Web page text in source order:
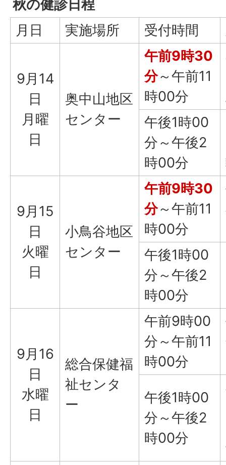
秋の健診日程
月日
実施場所 受付時間
9月14
日
月曜
日
奥中山地区
センター
午前9時30
分～午前11
時00分
午後1時00
分～午後2
時00分
9月15
日
火曜
日
小鳥谷地区
センター
午前9時30
分～午前11
時00分
午後1時00
分～午後2
時00分
9月16
日
水曜
日
総合保健福
祉センタ
ー
午前9時00
分～午前11
時00分
午後1時00
分～午後2
時00分